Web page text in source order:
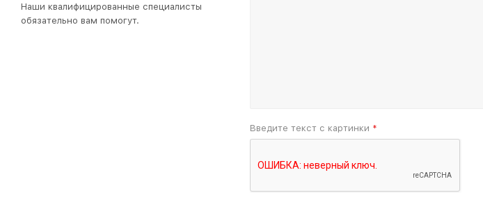
Наши квалифицированные специалисты
обязательно вам помогут.
Введите текст с картинки *